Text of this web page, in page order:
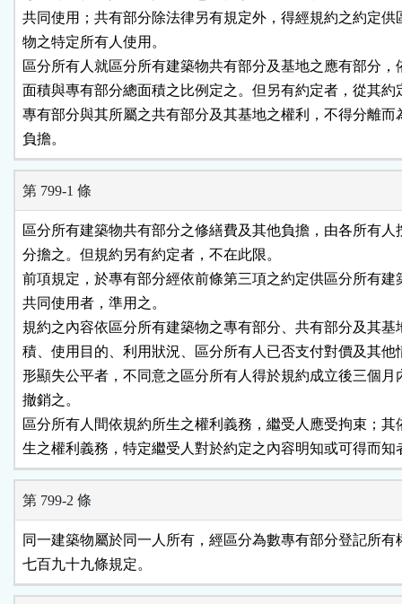
共同使用；共有部分除法律另有規定外，得經規約之約定供
物之特定所有人使用。
區分所有人就區分所有建築物共有部分及基地之應有部分，
面積與專有部分總面積之比例定之。但另有約定者，從其約
專有部分與其所屬之共有部分及其基地之權利，不得分離而
負擔。
第 799-1 條
區分所有建築物共有部分之修繕費及其他負擔，由各所有人
分擔之。但規約另有約定者，不在此限。
前項規定，於專有部分經依前條第三項之約定供區分所有建
共同使用者，準用之。
規約之內容依區分所有建築物之專有部分、共有部分及其基
積、使用目的、利用狀況、區分所有人已否支付對價及其他
形顯失公平者，不同意之區分所有人得於規約成立後三個月
撤銷之。
區分所有人間依規約所生之權利義務，繼受人應受拘束；其
生之權利義務，特定繼受人對於約定之內容明知或可得而知
第 799-2 條
同一建築物屬於同一人所有，經區分為數專有部分登記所有
七百九十九條規定。